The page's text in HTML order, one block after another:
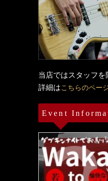
当店ではスタッフを
詳細はこちらのペー
Event